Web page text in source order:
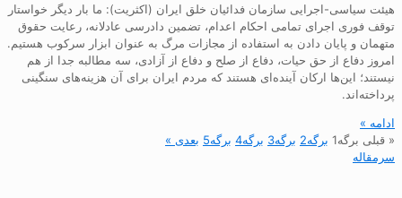
هیئت سیاسی-اجرایی سازمان فدائیان خلق ایران (اکثریت): ما بار دیگر خواستار
توقف فوری اجرای تمامی احکام اعدام، تضمین دادرسی عادلانه، رعایت حقوق
متهمان و پایان دادن به استفاده از مجازات مرگ به عنوان ابزار سرکوب هستیم.
امروز دفاع از حق حیات، دفاع از صلح و دفاع از آزادی، سه مطالبه جدا از هم
نیستند؛ این‌ها ارکان آینده‌ای هستند که مردم ایران برای آن هزینه‌های سنگینی
پرداخته‌اند.
ادامه »
« قبلی
برگه1 برگه2 برگه3 برگه4 برگه5 بعدی »
سرمقاله